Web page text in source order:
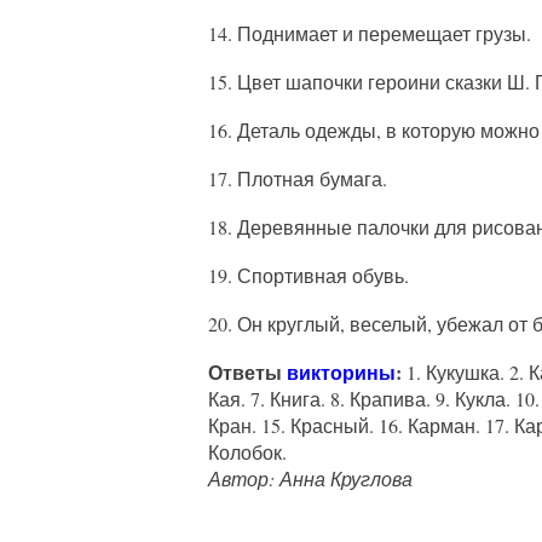
14. Поднимает и перемещает грузы.
15. Цвет шапочки героини сказки Ш.
16. Деталь одежды, в которую
17. Плотная бумага.
18. Деревянные палочки для
19. Спортивная обувь.
20. Он круглый, веселый, убежал от
Ответы викторины: 1. Кукушка. 2.
Кая. 7. Книга. 8. Крапива. 9. Кукла.
Кран. 15. Красный. 16. Карман. 17.
Колобок.
Автор: Анна Круглова